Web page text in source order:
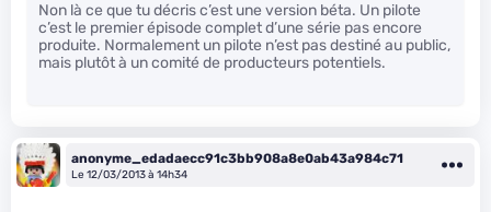
Non là ce que tu décris c’est une version béta. Un pilote
c’est le premier épisode complet d’une série pas encore
produite. Normalement un pilote n’est pas destiné au public,
mais plutôt à un comité de producteurs potentiels.
anonyme_edadaecc91c3bb908a8e0ab43a984c71
Le 12/03/2013 à 14h34